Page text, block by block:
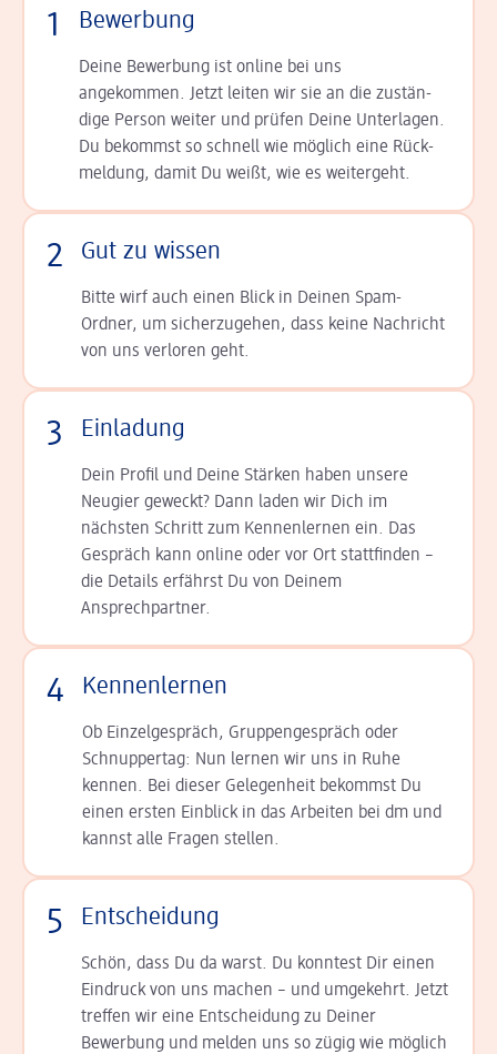
1 Bewerbung
Deine Bewerbung ist online bei uns
angekommen. Jetzt leiten wir sie an die zu­stän­
dige Person weiter und prüfen Deine Unterlagen.
Du bekommst so schnell wie möglich eine Rück­
meldung, damit Du weißt, wie es weitergeht.
2 Gut zu wissen
Bitte wirf auch einen Blick in Deinen Spam-
Ordner, um sicherzugehen, dass keine Nachricht
von uns verloren geht.
3 Einladung
Dein Profil und Deine Stär­ken haben unsere
Neugier geweckt? Dann laden wir Dich im
nächsten Schritt zum Kennen­lernen ein. Das
Gespräch kann online oder vor Ort statt­finden –
die Details er­fährst Du von Deinem
Ansprechpartner.
4 Kennenlernen
Ob Einzelgespräch, Grup­pen­gespräch oder
Schnup­per­tag: Nun lernen wir uns in Ruhe
kennen. Bei dieser Gelegenheit bekommst Du
einen ersten Einblick in das Arbeiten bei dm und
kannst alle Fragen stellen.
5 Entscheidung
Schön, dass Du da warst. Du konntest Dir einen
Ein­druck von uns machen – und umgekehrt. Jetzt
tref­fen wir eine Entscheidung zu Deiner
Bewerbung und melden uns so zügig wie möglich